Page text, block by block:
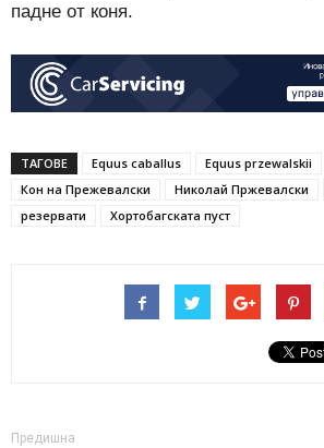
падне от коня.
ТАГОВЕ Equus caballus Equus przewalskii
Кон на Прежевалски
Николай Пржевалски
резервати
Хортобагската пуст
Предишна